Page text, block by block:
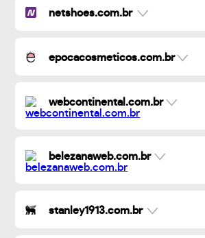
netshoes.com.br
epocacosmeticos.com.br
webcontinental.com.br
belezanaweb.com.br
stanley1913.com.br